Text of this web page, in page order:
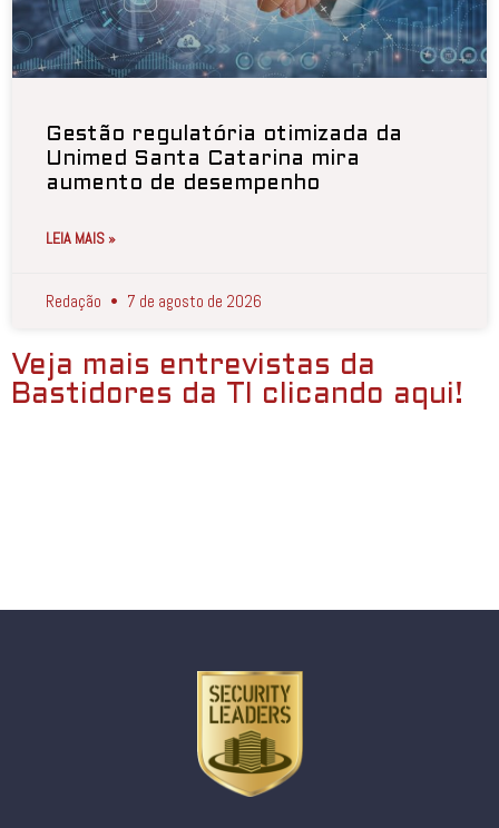
Gestão regulatória otimizada da
Unimed Santa Catarina mira
aumento de desempenho
LEIA MAIS »
Redação 7 de agosto de 2026
Veja mais entrevistas da
Bastidores da TI clicando aqui!